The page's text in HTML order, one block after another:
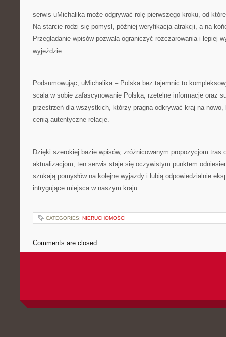
serwis uMichalika może odgrywać rolę pierwszego kroku, od
Na starcie rodzi się pomysł, później weryfikacja atrakcji, a na
Przeglądanie wpisów pozwala ograniczyć rozczarowania i lepiej
wyjeździe.
Podsumowując, uMichalika – Polska bez tajemnic to
scala w sobie zafascynowanie Polską, rzetelne informacje oraz
przestrzeń dla wszystkich, którzy pragną odkrywać kraj na
cenią autentyczne relacje.
Dzięki szerokiej bazie wpisów, zróżnicowanym propozycjom tras
aktualizacjom, ten serwis staje się oczywistym punktem
szukają pomysłów na kolejne wyjazdy i lubią odpowiedzialnie
intrygujące miejsca w naszym kraju.
CATEGORIES: NIERUCHOMOŚCI
Comments are closed.